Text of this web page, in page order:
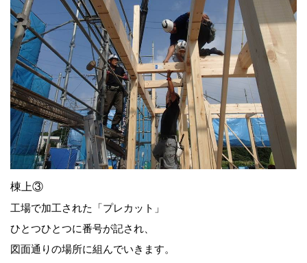
棟上③
工場で加工された「プレカット」
ひとつひとつに番号が記され、
図面通りの場所に組んでいきます。